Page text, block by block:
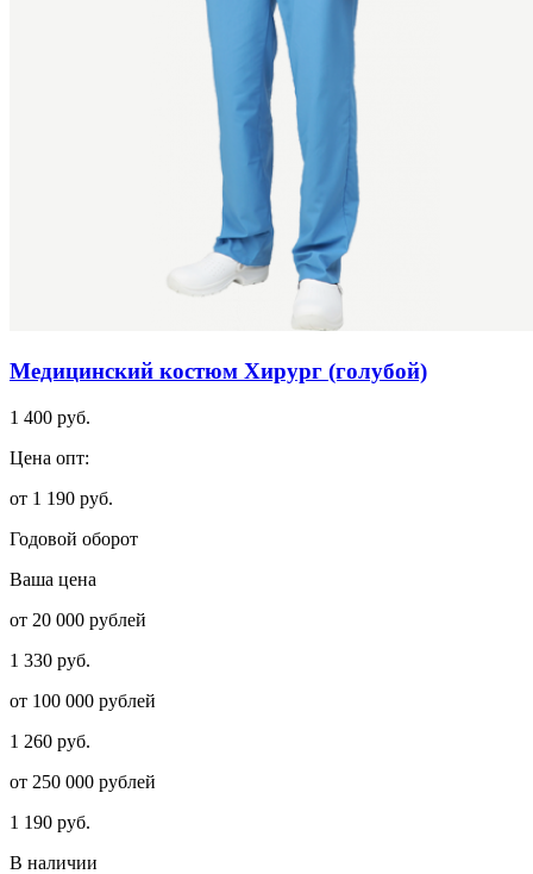
Медицинский костюм Хирург (голубой)
1 400 руб.
Цена опт:
от 1 190 руб.
Годовой оборот
Ваша цена
от 20 000 рублей
1 330 руб.
от 100 000 рублей
1 260 руб.
от 250 000 рублей
1 190 руб.
В наличии